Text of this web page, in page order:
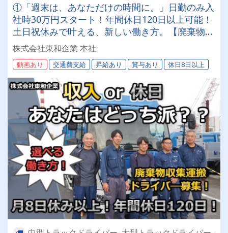
①「週末は、あなただけの時間に。」日勤のみ入
社時30万円スタート！年間休日120日以上可能！
土日祝休みで叶える、新しい働き方。【廃棄物収
集運搬ドライバー】
株式会社東和企業 本社
動画あり 交通費支給 昇給あり 賞与あり 休日8日以上